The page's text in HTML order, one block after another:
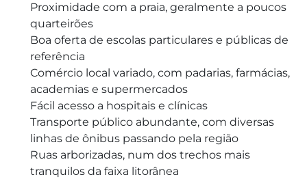
Proximidade com a praia, geralmente a poucos
quarteirões
Boa oferta de escolas particulares e públicas de
referência
Comércio local variado, com padarias, farmácias,
academias e supermercados
Fácil acesso a hospitais e clínicas
Transporte público abundante, com diversas
linhas de ônibus passando pela região
Ruas arborizadas, num dos trechos mais
tranquilos da faixa litorânea